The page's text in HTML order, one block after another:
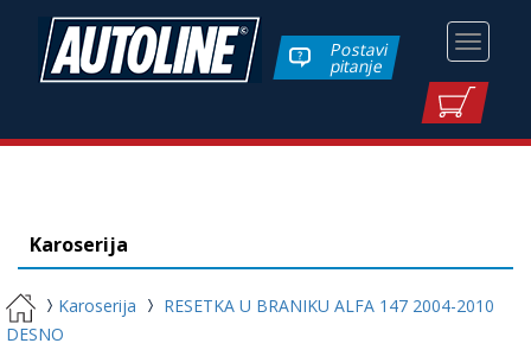
Toggle
Postavi
pitanje
Karoserija
Karoserija
RESETKA U BRANIKU ALFA 147 2004-2010
DESNO